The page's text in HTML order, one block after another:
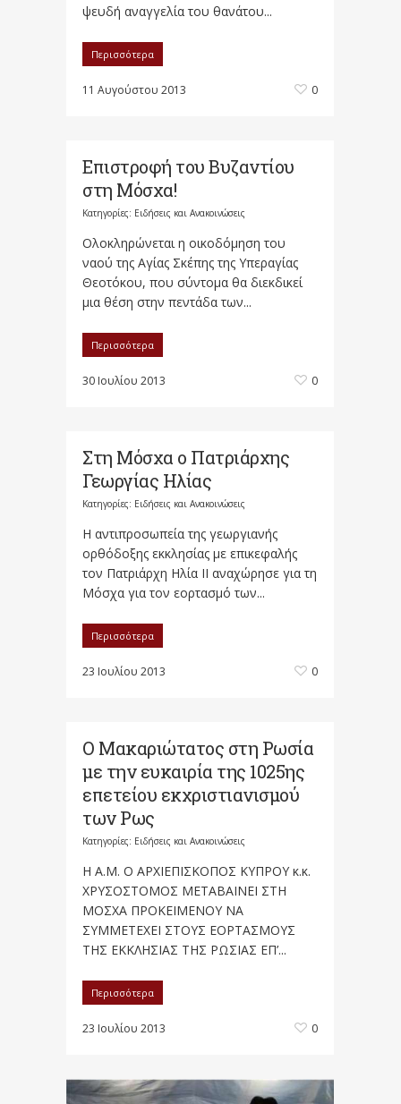
ψευδή αναγγελία του θανάτου...
Περισσότερα
11 Αυγούστου 2013 0
Επιστροφή του Βυζαντίου
στη Μόσχα!
Κατηγορίες: Ειδήσεις και Ανακοινώσεις
Ολοκληρώνεται η οικοδόμηση του
ναού της Αγίας Σκέπης της Υπεραγίας
Θεοτόκου, που σύντομα θα διεκδικεί
μια θέση στην πεντάδα των...
Περισσότερα
30 Ιουλίου 2013 0
Στη Μόσχα ο Πατριάρχης
Γεωργίας Ηλίας
Κατηγορίες: Ειδήσεις και Ανακοινώσεις
Η αντιπροσωπεία της γεωργιανής
ορθόδοξης εκκλησίας με επικεφαλής
τον Πατριάρχη Ηλία ΙΙ αναχώρησε για τη
Μόσχα για τον εορτασμό των...
Περισσότερα
23 Ιουλίου 2013 0
Ο Μακαριώτατ​ος στη Ρωσία
με την ευκαιρία της 1025ης
επετείου εκχριστιαν​ισμού
των Ρως
Κατηγορίες: Ειδήσεις και Ανακοινώσεις
Η Α.Μ. Ο ΑΡΧΙΕΠΙΣΚΟΠΟΣ ΚΥΠΡΟΥ κ.κ.
ΧΡΥΣΟΣΤΟΜΟΣ ΜΕΤΑΒΑΙΝΕΙ ΣΤΗ
ΜΟΣΧΑ ΠΡΟΚΕΙΜΕΝΟΥ ΝΑ
ΣΥΜΜΕΤΕΧΕΙ ΣΤΟΥΣ ΕΟΡΤΑΣΜΟΥΣ
ΤΗΣ ΕΚΚΛΗΣΙΑΣ ΤΗΣ ΡΩΣΙΑΣ ΕΠ’...
Περισσότερα
23 Ιουλίου 2013 0